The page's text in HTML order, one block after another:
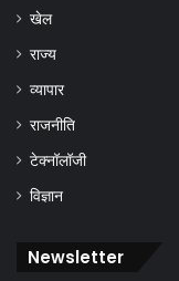
खेल
राज्य
व्यापार
राजनीति
टेक्नॉलॉजी
विज्ञान
Newsletter